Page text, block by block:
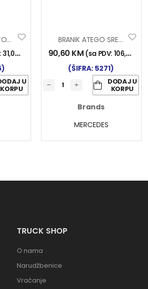
POKLOPAC BLATOBRANA SCANIA
31,00 KM
U
KORPU
BRANIK ATEGO SREDNJI DIO ŠIROKI
90,60 KM (sa PDV: 106,00
(ŠIFRA: 5271)
DODAJ U
KORPU
Brands
MERCEDES
TRUCK SHOP
O nama
Narudžbenice
Vraćanje